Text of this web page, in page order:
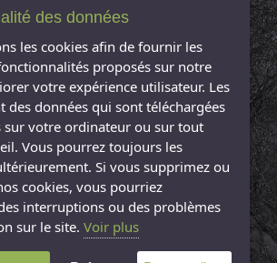
Contact & Accès
Mentions légales
Générales de Vente
CONTACTER
L'Arbre à Sucre
12 Rue Jean Jaurès
La Roche-sur-Yon
Tél : 09 81 18 32 51
des données
les cookies afin de fournir les
proposés sur notre
votre expérience utilisateur. Les
des données qui sont téléchargées
sur votre ordinateur ou sur tout
Vous pourrez toujours les
Si vous supprimez ou
cookies, vous pourriez
interruptions ou des problèmes
sur le site. Voir plus